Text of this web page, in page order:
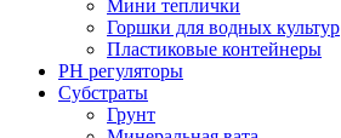
Мини теплички
Горшки для водных культур
Пластиковые контейнеры
PH регуляторы
Субстраты
Грунт